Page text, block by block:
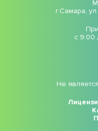
г.Самара,
с 9:00
Не